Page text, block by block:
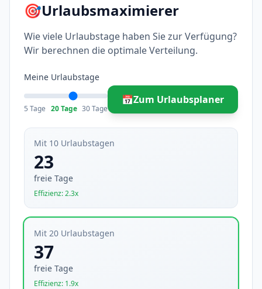
🎯Urlaubsmaximierer
Wie viele Urlaubstage haben Sie zur Verfügung?
Wir berechnen die optimale Verteilung.
Meine Urlaubstage
5 Tage 20 Tage 30 Tage
📅Zum Urlaubsplaner
Mit 10 Urlaubstagen
23
freie Tage
Effizienz: 2.3x
Mit 20 Urlaubstagen
37
freie Tage
Effizienz: 1.9x